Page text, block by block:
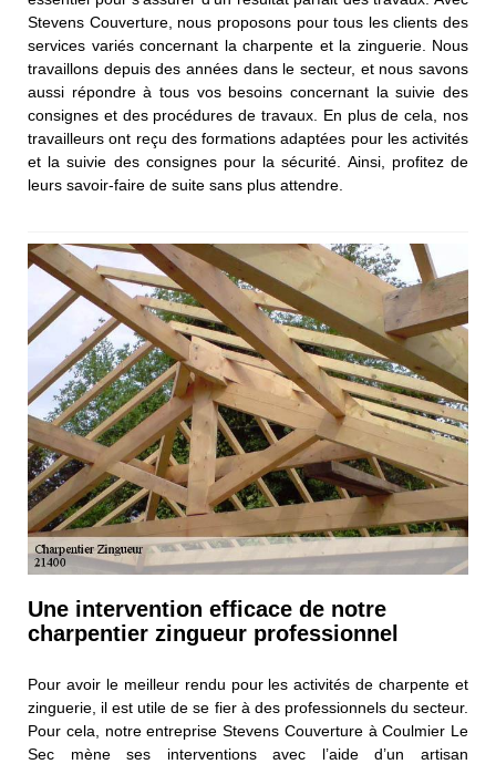
Stevens Couverture, nous proposons pour tous les clients des
services variés concernant la charpente et la zinguerie. Nous
travaillons depuis des années dans le secteur, et nous savons
aussi répondre à tous vos besoins concernant la suivie des
consignes et des procédures de travaux. En plus de cela, nos
travailleurs ont reçu des formations adaptées pour les activités
et la suivie des consignes pour la sécurité. Ainsi, profitez de
leurs savoir-faire de suite sans plus attendre.
Une intervention efficace de notre
charpentier zingueur professionnel
Pour avoir le meilleur rendu pour les activités de charpente et
zinguerie, il est utile de se fier à des professionnels du secteur.
Pour cela, notre entreprise Stevens Couverture à Coulmier Le
Sec mène ses interventions avec l’aide d’un artisan